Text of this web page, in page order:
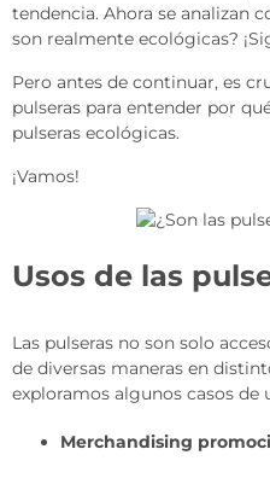
tendencia. Ahora se analizan
son realmente ecológicas?
Pero antes de continuar, es
pulseras para entender por
pulseras ecológicas.
¡Vamos!
Usos de las
Las pulseras no son solo
de diversas maneras en
exploramos algunos casos de
Merchandising